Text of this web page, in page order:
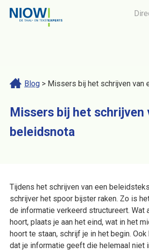
Blog > Missers bij het schrijven van
Missers bij het schrijven
beleidsnota
Tijdens het schrijven van een
schrijver het spoor bijster raken. Zo is
de informatie verkeerd structureert. Wat
hoort, plaats je aan het eind, wat in het
hoort te staan, schrijf je in het begin.
dat je informatie geeft die helemaal niet